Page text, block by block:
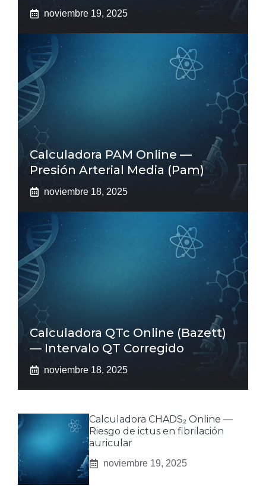
noviembre 19, 2025
Calculadora PAM Online —
Presión Arterial Media (pam)
noviembre 18, 2025
Calculadora QTc Online (Bazett)
— Intervalo QT Corregido
noviembre 18, 2025
Calculadora CHADS₂ Online —
Riesgo de ictus en fibrilación
auricular
noviembre 19, 2025